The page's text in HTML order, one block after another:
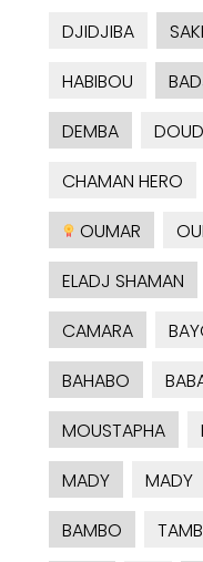
DJIDJIBA
HABIBOU
DEMBA
CHAMAN HERO
OUMAR
ELADJ SHAMAN
CAMARA
BAHABO
MOUSTAPHA
MADY
MADY
BAMBO